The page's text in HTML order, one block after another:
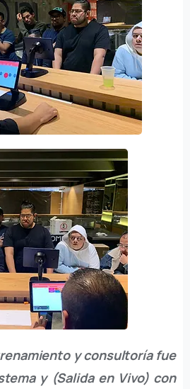
y consultoría fue
y (Salida en Vivo) con